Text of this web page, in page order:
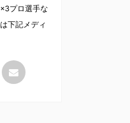
プロ選手な
下記メディ